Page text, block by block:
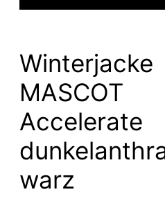
Winterjacke
MASCOT
Accelerate
warz